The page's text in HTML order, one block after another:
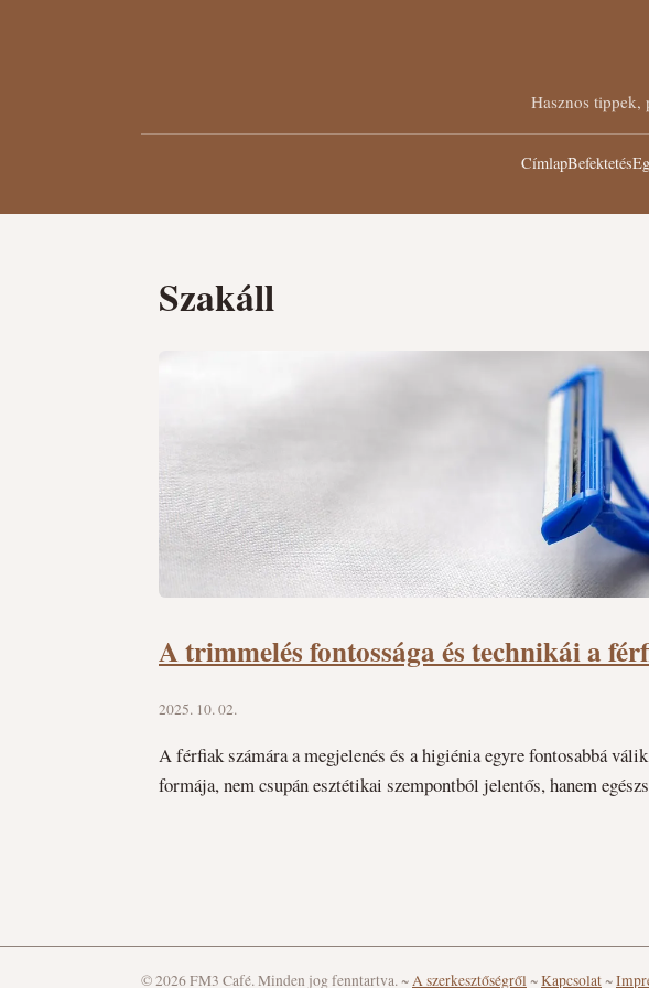
Hasznos tippek,
CímlapBefektetés
Szakáll
A trimmelés fontossága és technikái a
2025. 10. 02.
A férfiak számára a megjelenés és a higiénia egyre fontosabbá
formája, nem csupán esztétikai szempontból jelentős, hanem
© 2026 FM3 Café. Minden jog fenntartva. ~A szerkesztőségről ~Kapcsolat ~